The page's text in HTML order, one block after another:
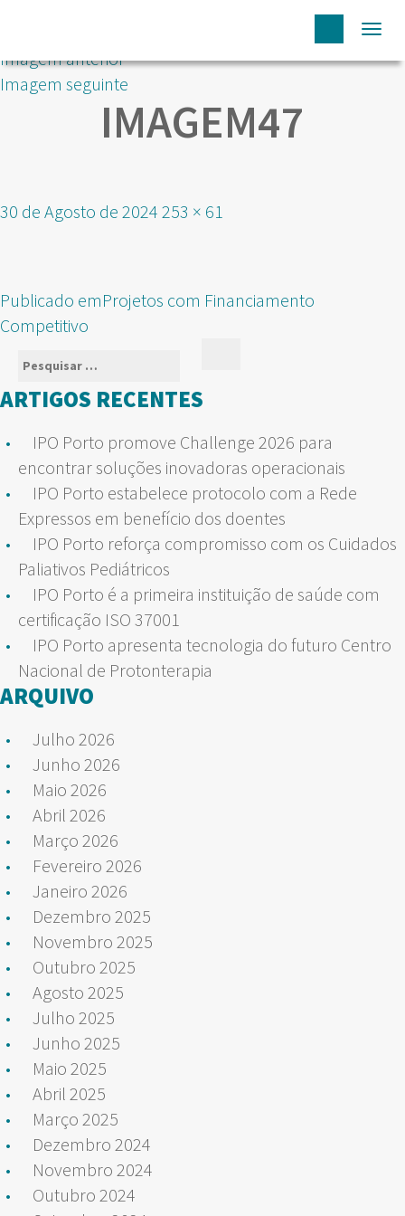
Imagem anterior
Imagem seguinte
IMAGEM47
Publicado
30 de Agosto de 2024 Tamanho
253 × 61
NAVEGAÇÃO
DE
ARTIGOS
Publicado emProjetos com Financiamento
Competitivo
Pesquisar
por:
ARTIGOS RECENTES
IPO Porto promove Challenge 2026 para
encontrar soluções inovadoras operacionais
IPO Porto estabelece protocolo com a Rede
Expressos em benefício dos doentes
IPO Porto reforça compromisso com os Cuidados
Paliativos Pediátricos
IPO Porto é a primeira instituição de saúde com
certificação ISO 37001
IPO Porto apresenta tecnologia do futuro Centro
Nacional de Protonterapia
ARQUIVO
Julho 2026
Junho 2026
Maio 2026
Abril 2026
Março 2026
Fevereiro 2026
Janeiro 2026
Dezembro 2025
Novembro 2025
Outubro 2025
Agosto 2025
Julho 2025
Junho 2025
Maio 2025
Abril 2025
Março 2025
Dezembro 2024
Novembro 2024
Outubro 2024